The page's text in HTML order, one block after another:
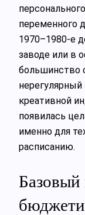
переменного
1970–1980‑е
заводе или в
большинство
креативной
появилась
именно для
расписанию.